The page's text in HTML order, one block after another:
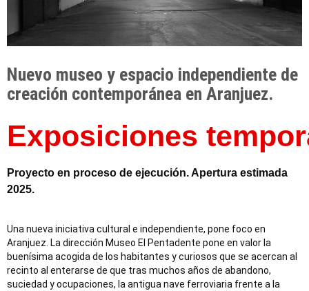
Nuevo museo y espacio independiente de
creación contemporánea en Aranjuez.
Exposiciones
Proyecto en proceso de ejecución. Apertura estimada
2025.
Una nueva iniciativa cultural e independiente, pone foco en
Aranjuez. La dirección Museo El Pentadente pone en valor la
buenísima acogida de los habitantes y curiosos que se acercan al
recinto al enterarse de que tras muchos años de abandono,
suciedad y ocupaciones, la antigua nave ferroviaria frente a la